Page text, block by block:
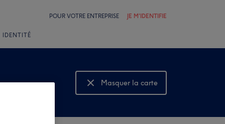
POUR VOTRE ENTREPRISE JE M'IDENTIFIE
IDENTITÉ
Masquer la carte
Montrer la carte